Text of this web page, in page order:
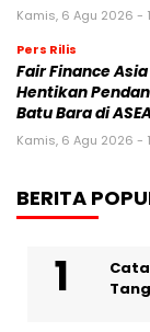
Kamis, 6 Agu 2026 -
Pers Rilis
Fair Finance
Hentikan
Batu Bara di
Kamis, 6 Agu 2026 -
BERITA